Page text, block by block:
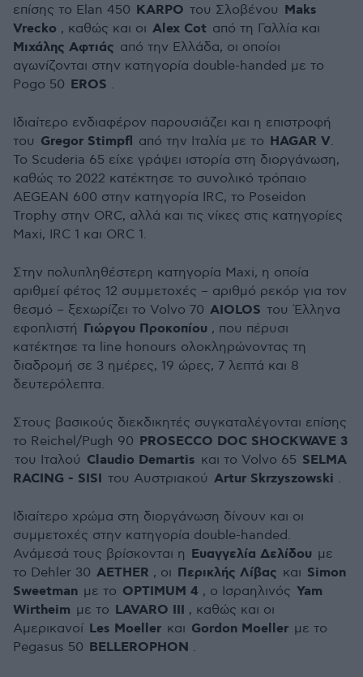
επίσης το Elan 450 KARPO του Σλοβένου Maks
Vrecko , καθώς και οι Alex Cot από τη Γαλλία και
Μιχάλης Αφτιάς από την Ελλάδα, οι οποίοι
αγωνίζονται στην κατηγορία double-handed με το
Pogo 50 EROS .
Ιδιαίτερο ενδιαφέρον παρουσιάζει και η επιστροφή
του Gregor Stimpfl από την Ιταλία με το HAGAR V.
Το Scuderia 65 είχε γράψει ιστορία στη διοργάνωση,
καθώς το 2022 κατέκτησε το συνολικό τρόπαιο
AEGEAN 600 στην κατηγορία IRC, το Poseidon
Trophy στην ORC, αλλά και τις νίκες στις κατηγορίες
Maxi, IRC 1 και ORC 1.
Στην πολυπληθέστερη κατηγορία Maxi, η οποία
αριθμεί φέτος 12 συμμετοχές – αριθμό ρεκόρ για τον
θεσμό – ξεχωρίζει το Volvo 70 AIOLOS του Έλληνα
εφοπλιστή Γιώργου Προκοπίου , που πέρυσι
κατέκτησε τα line honours ολοκληρώνοντας τη
διαδρομή σε 3 ημέρες, 19 ώρες, 7 λεπτά και 8
δευτερόλεπτα.
Στους βασικούς διεκδικητές συγκαταλέγονται επίσης
το Reichel/Pugh 90 PROSECCO DOC SHOCKWAVE 3
του Ιταλού Claudio Demartis και το Volvo 65 SELMA
RACING - SISI του Αυστριακού Artur Skrzyszowski .
Ιδιαίτερο χρώμα στη διοργάνωση δίνουν και οι
συμμετοχές στην κατηγορία double-handed.
Ανάμεσά τους βρίσκονται η Ευαγγελία Δελίδου με
το Dehler 30 AETHER , οι Περικλής Λίβας και Simon
Sweetman με το OPTIMUM 4 , ο Ισραηλινός Yam
Wirtheim με το LAVARO III , καθώς και οι
Αμερικανοί Les Moeller και Gordon Moeller με το
Pegasus 50 BELLEROPHON .